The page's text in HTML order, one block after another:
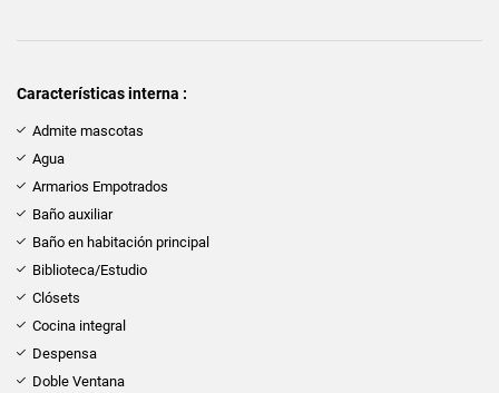
Características interna :
Admite mascotas
Agua
Armarios Empotrados
Baño auxiliar
Baño en habitación principal
Biblioteca/Estudio
Clósets
Cocina integral
Despensa
Doble Ventana